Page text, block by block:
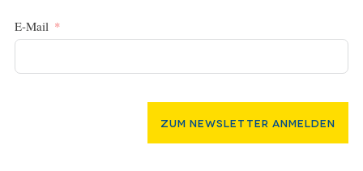
E-Mail
Zum Newsletter Anmelden